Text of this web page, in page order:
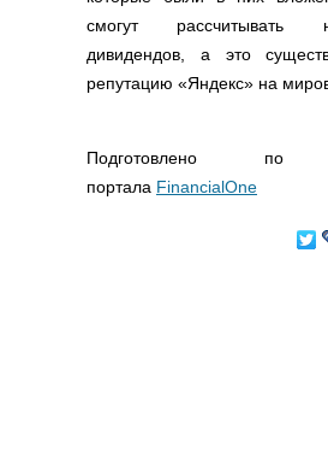
смогут рассчитывать
дивидендов, а это
репутацию «Яндекс» на
Подготовлено по
портала FinancialOne